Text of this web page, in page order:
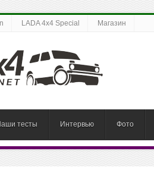
LADA 4x4 Special Магазин
тесты Интервью Фото